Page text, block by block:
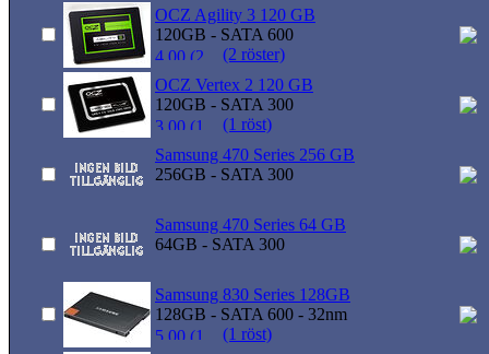
OCZ Agility 3 120 GB
120GB - SATA 600
(2 röster)
OCZ Vertex 2 120 GB
120GB - SATA 300
(1 röst)
Samsung 470 Series 256 GB
256GB - SATA 300
Samsung 470 Series 64 GB
64GB - SATA 300
Samsung 830 Series 128GB
128GB - SATA 600 - 32nm
(1 röst)